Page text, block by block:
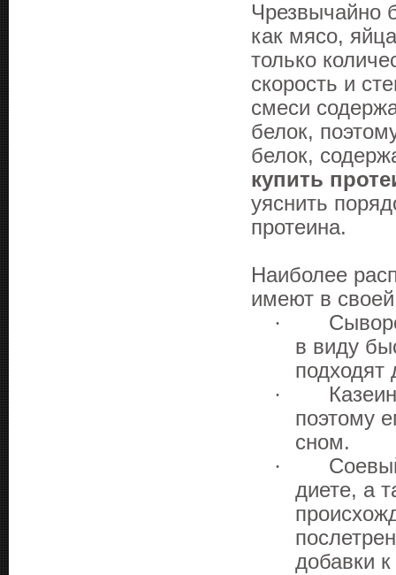
Чрезвычайно
как мясо,
только
скорость и
смеси
белок,
белок,
купить
уяснить
протеина.
Наиболее
имеют в
·
в виду
подходят
·
поэтому
сном.
·
диете, а
добавки